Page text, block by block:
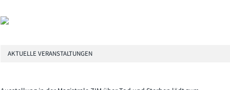
AKTUELLE VERANSTALTUNGEN